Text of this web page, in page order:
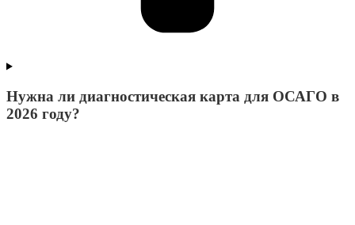
Нужна ли диагностическая карта для ОСАГО в
2026 году?